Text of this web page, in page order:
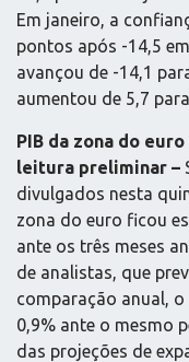
Em janeiro, a
pontos após -14,5
avançou de -14,1
aumentou de 5,7
PIB da zona do
leitura preliminar –
divulgados nesta
zona do euro ficou
ante os três meses
de analistas, que
comparação anual,
0,9% ante o mesmo
das projeções de